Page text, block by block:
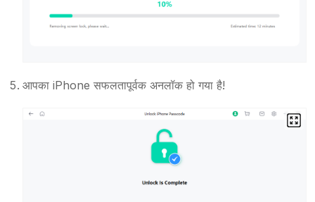
आपका iPhone सफलतापूर्वक अनलॉक हो गया है!